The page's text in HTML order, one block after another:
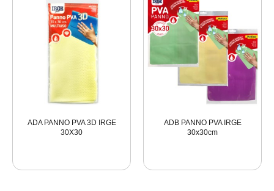
ADA PANNO PVA 3D IRGE
30X30
ADB PANNO PVA IRGE
30x30cm